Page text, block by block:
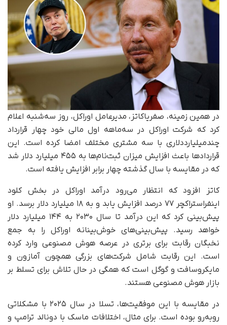
در همین زمینه، صفریاکاتز، مدیرعامل اوراکل، روز سه‌شنبه اعلام
کرد که شرکت اوراکل در سه‌ماهه اول مالی خود چهار قرارداد
چند‌میلیارد‌دلاری با سه مشتری مختلف امضا کرده است. این
قراردادها باعث افزایش میزان ثبت‌نام‌ها به ۴۵۵ میلیارد دلار شد
که در مقایسه با سال گذشته چهار برابر افزایش یافته است.
کاتز افزود که انتظار می‌رود درآمد اوراکل در بخش کلود
اینفراستراکچر ۷۷ درصد افزایش یابد و به ۱۸ میلیارد دلار برسد. او
پیش‌بینی کرد که این درآمد تا سال ۲۰۳۰ به ۱۴۴ میلیارد دلار
خواهد رسید. پیش‌بینی‌های خوش‌بینانه اوراکل را به جمع
نخبگان رقابت برای برتری در عرصه هوش مصنوعی وارد کرده
است. این رقابت شامل شرکت‌های بزرگی همچون آمازون و
مایکروسافت و گوگل است که همگی در حال تلاش برای تسلط بر
بازار هوش مصنوعی هستند.
در مقایسه با این موفقیت‌ها، تسلا در سال ۲۰۲۵ با مشکلاتی
روبه‌رو بوده است. برای مثال، اختلافات ماسک با دونالد ترامپ و